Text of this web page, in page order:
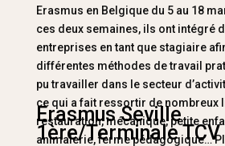
Erasmus en Belgique du 5 au 18
ces deux semaines, ils ont intégré
entreprises en tant que stagiaire
différentes méthodes de travail
pu travailler dans le secteur
ce qui a fait ressortir de nombreux
restauration, mécanique, petite
animalerie, ferme pédagogique…
Erasmus Seville
1ère/Terminale TCV